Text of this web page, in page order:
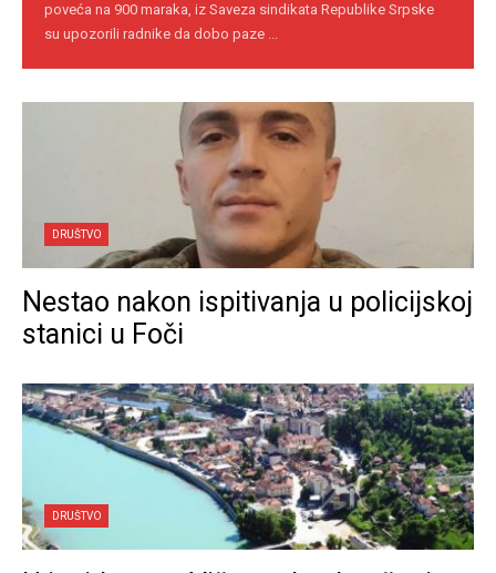
poveća na 900 maraka, iz Saveza sindikata Republike Srpske
su upozorili radnike da dobo paze ...
DRUŠTVO
Nestao nakon ispitivanja u policijskoj
stanici u Foči
DRUŠTVO